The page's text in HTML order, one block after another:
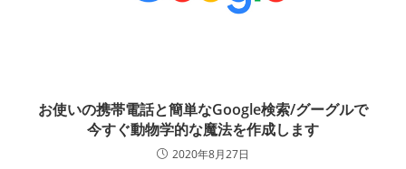
お使いの携帯電話と簡単なGoogle検索/グーグルで
今すぐ動物学的な魔法を作成します
2020年8月27日